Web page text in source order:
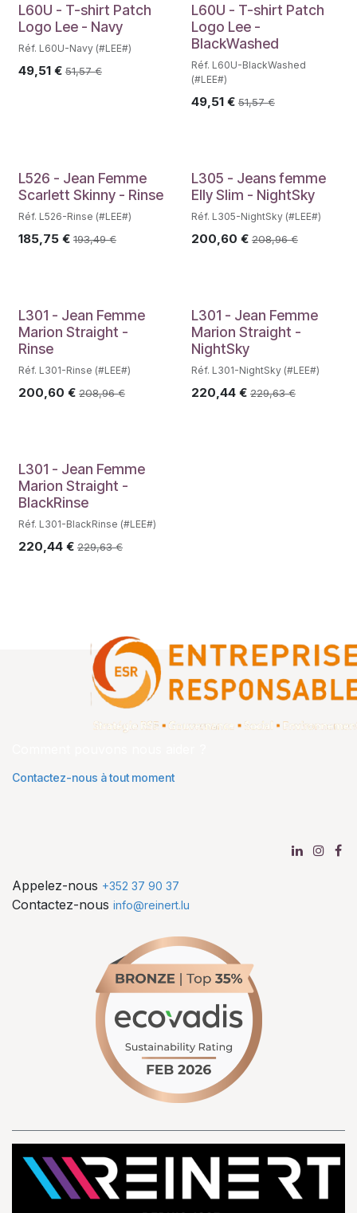
L60U - T-shirt Patch
Logo Lee - Navy
Réf. L60U-Navy (#LEE#)
49,51 € 51,57€
L60U - T-shirt Patch
Logo Lee -
BlackWashed
Réf. L60U-BlackWashed
(#LEE#)
49,51€ 51,57€
L526 - Jean Femme
Scarlett Skinny - Rinse
Réf. L526-Rinse (#LEE#)
185,75 € 193,49€
L305 - Jeans femme
Elly Slim - NightSky
Réf. L305-NightSky (#LEE#)
200,60 € 208,96€
L301 - Jean Femme
Marion Straight -
Rinse
Réf. L301-Rinse (#LEE#)
200,60 € 208,96€
L301 - Jean Femme
Marion Straight -
NightSky
Réf. L301-NightSky (#LEE#)
220,44€ 229,63€
L301 - Jean Femme
Marion Straight -
BlackRinse
Réf. L301-BlackRinse (#LEE#)
220,44 € 229,63€
Contactez-nous à tout moment
Appelez-nous +352 37 90 37
Contactez-nous info@reinert.lu